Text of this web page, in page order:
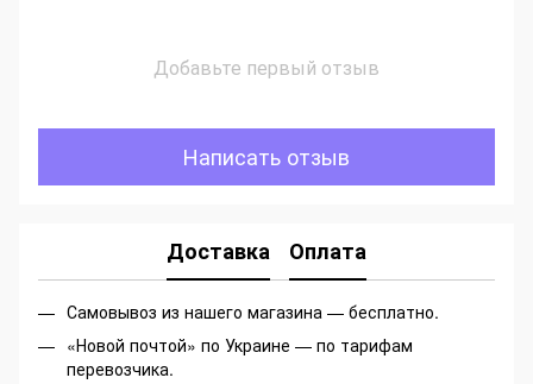
Добавьте первый отзыв
Написать отзыв
Доставка Оплата
Самовывоз из нашего магазина — бесплатно.
«Новой почтой» по Украине — по тарифам
перевозчика.